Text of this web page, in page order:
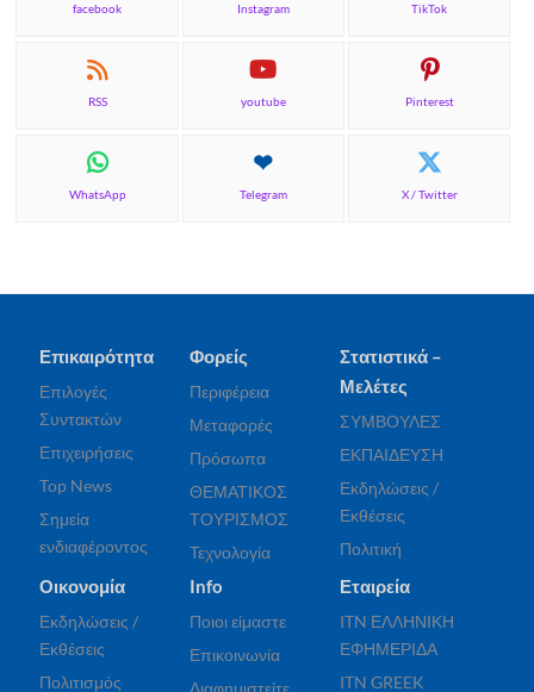
facebook Instagram TikTok
RSS youtube Pinterest
WhatsApp Telegram X / Twitter
Επικαιρότητα
Επιλογές
Συντακτών
Επιχειρήσεις
Top News
Σημεία
ενδιαφέροντος
Φορείς
Περιφέρεια
Μεταφορές
Πρόσωπα
ΘΕΜΑΤΙΚΟΣ
ΤΟΥΡΙΣΜΟΣ
Τεχνολογία
Στατιστικά –
Μελέτες
ΣΥΜΒΟΥΛΕΣ
ΕΚΠΑΙΔΕΥΣΗ
Εκδηλώσεις /
Εκθέσεις
Πολιτική
Οικονομία
Εκδηλώσεις /
Εκθέσεις
Πολιτισμός
Info
Ποιοι είμαστε
Επικοινωνία
Εταιρεία
ITN ΕΛΛΗΝΙΚΗ
ΕΦΗΜΕΡΙΔΑ
ITN GREEK